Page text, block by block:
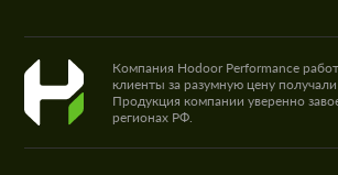
Компания Hodoor Performance
клиенты за разумную цену
Продукция компании уверенно
регионах РФ.